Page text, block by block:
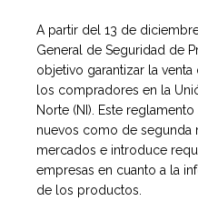
A partir del 13 de
General de Seguridad de
objetivo garantizar la
los compradores en la
Norte (NI). Este
nuevos como de segunda
mercados e introduce
empresas en cuanto a la
de los productos.